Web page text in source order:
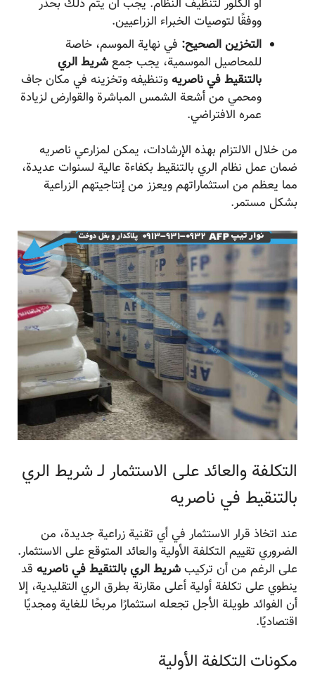
أو الكلور لتنظيف النظام. يجب أن يتم ذلك بحذر
ووفقًا لتوصيات الخبراء الزراعيين.
التخزين الصحيح: في نهاية الموسم، خاصة
للمحاصيل الموسمية، يجب جمعشريط الري
بالتنقيط في ناصریهوتنظيفه وتخزينه في مكان جاف
ومحمي من أشعة الشمس المباشرة والقوارض لزيادة
عمره الافتراضي.
من خلال الالتزام بهذه الإرشادات، يمكن لمزارعي ناصریه
ضمان عمل نظام الري بالتنقيط بكفاءة عالية لسنوات عديدة،
مما يعظم من استثماراتهم ويعزز من إنتاجيتهم الزراعية
بشكل مستمر.
التكلفة والعائد على الاستثمار لـ شريط الري
بالتنقيط في ناصریه
عند اتخاذ قرار الاستثمار في أي تقنية زراعية جديدة، من
الضروري تقييم التكلفة الأولية والعائد المتوقع على الاستثمار.
على الرغم من أن تركيبشريط الري بالتنقيط في ناصریه قد
ينطوي على تكلفة أولية أعلى مقارنة بطرق الري التقليدية، إلا
أن الفوائد طويلة الأجل تجعله استثمارًا مربحًا للغاية ومجديًا
اقتصاديًا.
مكونات التكلفة الأولية